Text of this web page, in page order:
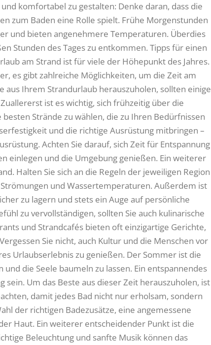
komfortabel zu gestalten: Denke daran, dass die
zum Baden eine Rolle spielt. Frühe Morgenstunden
und bieten angenehmere Temperaturen. Überdies
Stunden des Tages zu entkommen. Tipps für einen
am Strand ist für viele der Höhepunkt des Jahres.
es gibt zahlreiche Möglichkeiten, um die Zeit am
aus Ihrem Strandurlaub herauszuholen, sollten einige
ist es wichtig, sich frühzeitig über die
Strände zu wählen, die zu Ihren Bedürfnissen
und die richtige Ausrüstung mitbringen –
Achten Sie darauf, sich Zeit für Entspannung
einlegen und die Umgebung genießen. Ein weiterer
Halten Sie sich an die Regeln der jeweiligen Region
und Wassertemperaturen. Außerdem ist
zu lagern und stets ein Auge auf persönliche
zu vervollständigen, sollten Sie auch kulinarische
und Strandcafés bieten oft einzigartige Gerichte,
Sie nicht, auch Kultur und die Menschen vor
Urlaubserlebnis zu genießen. Der Sommer ist die
die Seele baumeln zu lassen. Ein entspannendes
sein. Um das Beste aus dieser Zeit herauszuholen, ist
damit jedes Bad nicht nur erholsam, sondern
der richtigen Badezusätze, eine angemessene
Haut. Ein weiterer entscheidender Punkt ist die
Beleuchtung und sanfte Musik können das